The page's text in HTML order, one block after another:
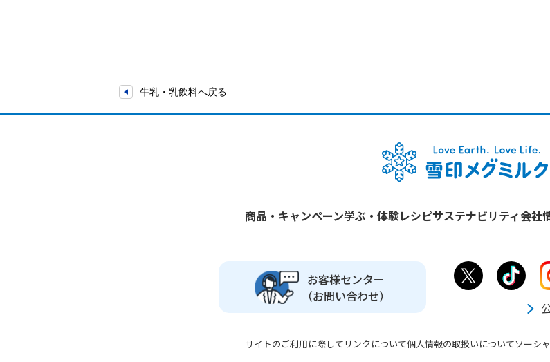
牛乳・乳飲料へ戻る
商品・キャンペーン学ぶ・体験レシピサステナビリティ会社
お客様センター
（お問い合わせ）
サイトのご利用に際して リンクについて個人情報の取扱いについてソーシ